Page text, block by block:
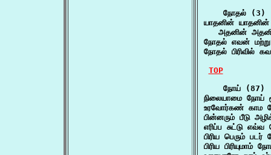
    நோதல் (3)
யாதனின்
அதனின்
நோதல் எவன் மற்று
நோதல் பிரிவில்
TOP
    நோய் (87)
நிலையாமை நோய்
உரவோர்கண் காம
பின்னரும் பீடு
எரிப்ப சுட்டு
பிரிய பெரும்
பிரிய பிரியுமாம்